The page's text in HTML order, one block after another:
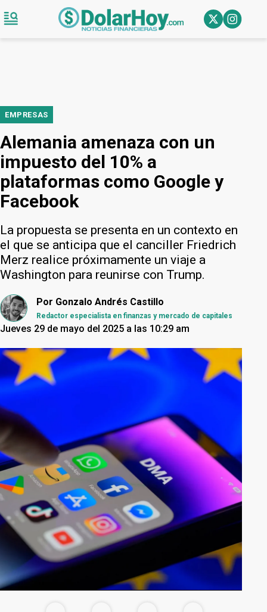
EMPRESAS
Alemania amenaza con un
impuesto del 10% a
plataformas como Google y
Facebook
La propuesta se presenta en un contexto en
el que se anticipa que el canciller Friedrich
Merz realice próximamente un viaje a
Washington para reunirse con Trump.
Por Gonzalo Andrés Castillo
Redactor especialista en finanzas y mercado de capitales
Jueves 29 de mayo del 2025 a las 10:29 am